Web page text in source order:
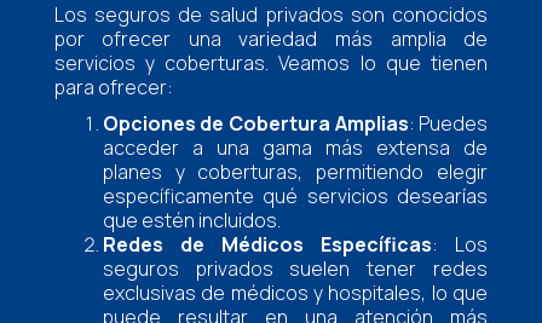
Los seguros de salud privados son conocidos
por ofrecer una variedad más amplia de
servicios y coberturas. Veamos lo que tienen
para ofrecer:
Opciones de Cobertura Amplias: Puedes
acceder a una gama más extensa de
planes y coberturas, permitiendo elegir
específicamente qué servicios desearías
que estén incluidos.
Redes de Médicos Específicas: Los
seguros privados suelen tener redes
exclusivas de médicos y hospitales, lo que
puede resultar en una atención más